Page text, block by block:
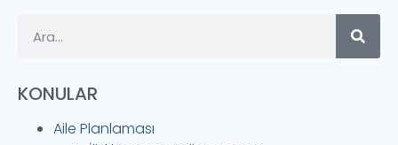
KONULAR
Aile Planlaması